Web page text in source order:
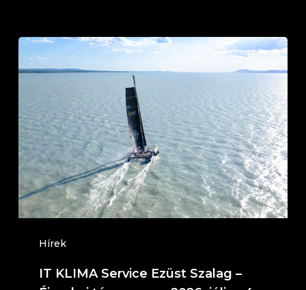
Hírek
IT
KLIMA
Service
Ezüst
Szalag
–
Éjszakai
túraverseny
2026.
július
IT KLIMA Service Ezüst Szalag –